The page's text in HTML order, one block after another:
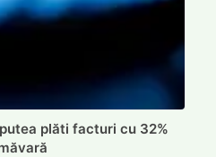
plăti facturi cu 32%